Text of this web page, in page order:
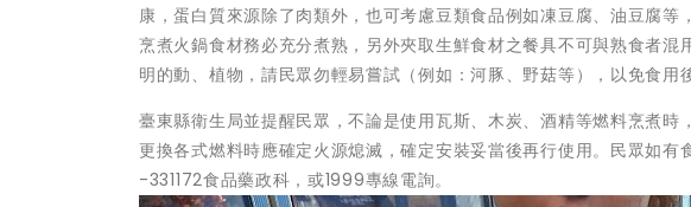
康，蛋白質來源除了肉類外，也可考慮豆類食品例如凍豆腐、油豆腐等
烹煮火鍋食材務必充分煮熟，另外夾取生鮮食材之餐具不可與熟食者
明的動、植物，請民眾勿輕易嘗試（例如：河豚、野菇等），以免食用
臺東縣衛生局並提醒民眾，不論是使用瓦斯、木炭、酒精等燃料烹煮
更換各式燃料時應確定火源熄滅，確定安裝妥當後再行使用。民眾如
-331172食品藥政科，或1999專線電詢。